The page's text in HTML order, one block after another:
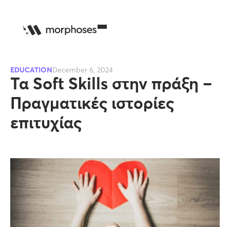
EDUCATION December 6, 2024
Τα Soft Skills στην πράξη –
Πραγματικές ιστορίες
επιτυχίας